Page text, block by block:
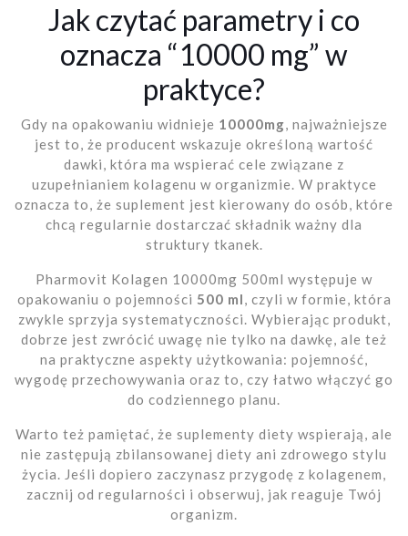
Jak czytać parametry i co
oznacza “10000 mg” w
praktyce?
Gdy na opakowaniu widnieje 10000mg , najważniejsze
jest to, że producent wskazuje określoną wartość
dawki, która ma wspierać cele związane z
uzupełnianiem kolagenu w organizmie. W praktyce
oznacza to, że suplement jest kierowany do osób, które
chcą regularnie dostarczać składnik ważny dla
struktury tkanek.
Pharmovit Kolagen 10000mg 500ml występuje w
opakowaniu o pojemności 500 ml , czyli w formie, która
zwykle sprzyja systematyczności. Wybierając produkt,
dobrze jest zwrócić uwagę nie tylko na dawkę, ale też
na praktyczne aspekty użytkowania: pojemność,
wygodę przechowywania oraz to, czy łatwo włączyć go
do codziennego planu.
Warto też pamiętać, że suplementy diety wspierają, ale
nie zastępują zbilansowanej diety ani zdrowego stylu
życia. Jeśli dopiero zaczynasz przygodę z kolagenem,
zacznij od regularności i obserwuj, jak reaguje Twój
organizm.